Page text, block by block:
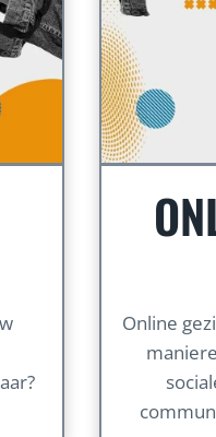
Online